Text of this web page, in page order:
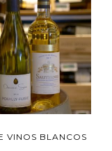
VINOS BLANCOS